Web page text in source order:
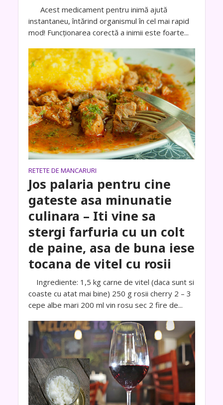
Acest medicament pentru inimă ajută
instantaneu, întărind organismul în cel mai rapid
mod! Funcționarea corectă a inimii este foarte...
RETETE DE MANCARURI
Jos palaria pentru cine
gateste asa minunatie
culinara – Iti vine sa
stergi farfuria cu un colt
de paine, asa de buna iese
tocana de vitel cu rosii
Ingrediente: 1,5 kg carne de vitel (daca sunt si
coaste cu atat mai bine) 250 g rosii cherry 2 – 3
cepe albe mari 200 ml vin rosu sec 2 fire de...